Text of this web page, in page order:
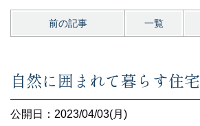
前の記事 一覧
自然に囲まれて暮らす住宅
公開日：2023/04/03(月)